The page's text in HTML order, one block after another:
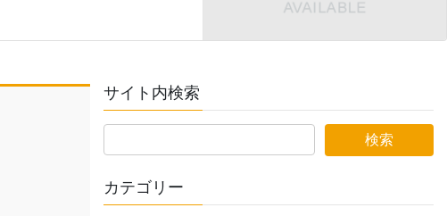
サイト内検索
カテゴリー